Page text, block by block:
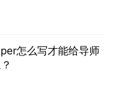
怎么写才能给导师